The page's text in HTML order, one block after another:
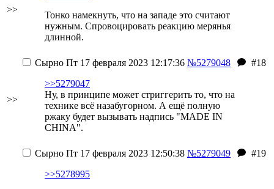
>>
Тонко намекнуть, что на западе это считают
нужным. Спровоцировать реакцию мерянья
длинной.
>>
Сырно Пт 17 февраля 2023 12:17:36 №5279048
#18
>>5279047
Ну, в принципе может стриггерить то, что на
технике всё назабугорном. А ещё полную
ржаку будет вызывать надпись "MADE IN
CHINA".
Сырно Пт 17 февраля 2023 12:50:38 №5279049
#19
>>5278995